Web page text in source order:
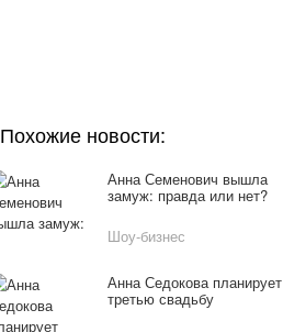
Похожие новости:
Анна Семенович вышла
замуж: правда или нет?
Шоу-бизнес
Анна Седокова планирует
третью свадьбу